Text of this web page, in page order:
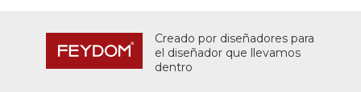
Creado por diseñadores para
el diseñador que llevamos
dentro